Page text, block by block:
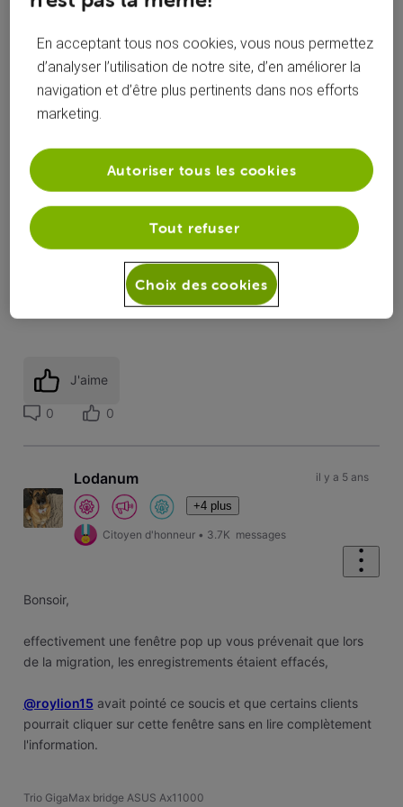
webvince
il y a 5 ans
Bonsoir, lors de la validation de l'installation de la mise à jour,
il y a un bien un message qui indique que les
enregistrements seront perdus et qu'il faut absolument les
regarder avant de faire le grand saut !
J'aime
0 0
Lodanum
+4 plus
Citoyen d'honneur • 3.7K messages
il y a 5 ans
Bonsoir,
effectivement une fenêtre pop up vous prévenait que lors
de la migration, les enregistrements étaient effacés,
@roylion15 avait pointé ce soucis et que certains clients
pourrait cliquer sur cette fenêtre sans en lire complètement
l'information.
Trio GigaMax bridge ASUS Ax11000
En acceptant tous nos cookies, vous nous permettez
d’analyser l’utilisation de notre site, d’en améliorer la
navigation et d’être plus pertinents dans nos efforts
marketing.
Tout refuser
Autoriser tous les cookies
Choix des cookies